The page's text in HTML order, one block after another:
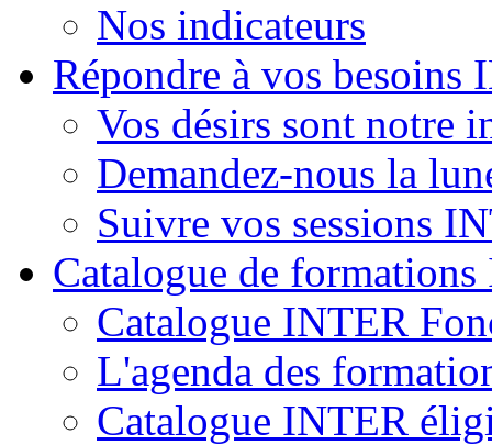
Nos indicateurs
Répondre à vos besoins
Vos désirs sont notre
Demandez-nous la
Suivre vos sessions
Catalogue de
Catalogue INTER
L'agenda des
Catalogue INTER